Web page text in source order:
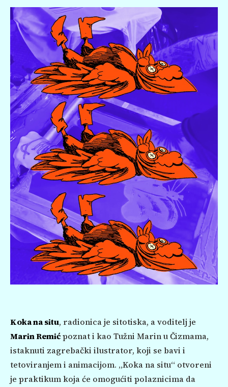
Koka na situ, radionica je sitotiska, a voditelj je
Marin Remićpoznat i kao Tužni Marin u Čizmama,
istaknuti zagrebački ilustrator, koji se bavi i
tetoviranjem i animacijom. „Koka na situ“ otvoreni
je praktikum koja će omogućiti polaznicima da